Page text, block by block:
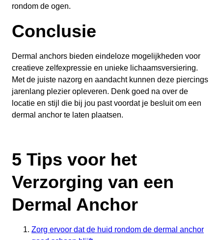
rondom de ogen.
Conclusie
Dermal anchors bieden eindeloze mogelijkheden voor
creatieve zelfexpressie en unieke lichaamsversiering.
Met de juiste nazorg en aandacht kunnen deze piercings
jarenlang plezier opleveren. Denk goed na over de
locatie en stijl die bij jou past voordat je besluit om een
dermal anchor te laten plaatsen.
5 Tips voor het
Verzorging van een
Dermal Anchor
Zorg ervoor dat de huid rondom de dermal anchor